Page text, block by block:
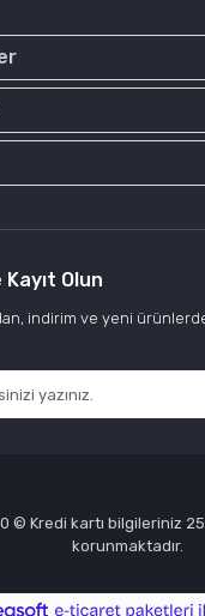
Olun
indirim ve yeni
© Kredi kartı bilgileriniz
korunmaktadır.
ideasoft